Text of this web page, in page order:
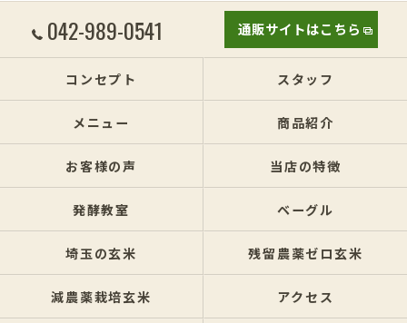
042-989-0541 通販サイトはこちら
コンセプト スタッフ
メニュー 商品紹介
お客様の声 当店の特徴
発酵教室 ベーグル
埼玉の玄米 残留農薬ゼロ玄米
減農薬栽培玄米 アクセス